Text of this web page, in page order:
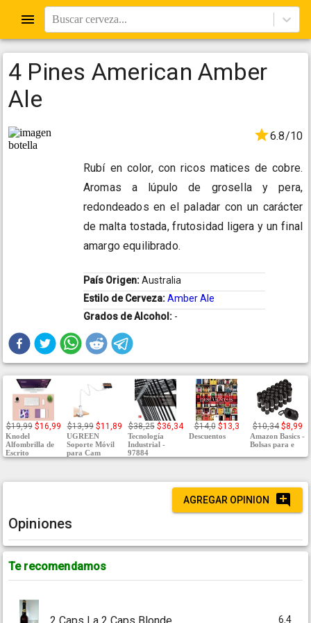
Buscar cerveza...
4 Pines American Amber
Ale
6.8/10
Rubí en color, con ricos matices de cobre.
Aromas a lúpulo de grosella y pera,
redondeados en el paladar con un carácter
de malta tostada, frutosidad ligera y un final
amargo equilibrado.
País Origen:Australia
Estilo de Cerveza:Amber Ale
Grados de Alcohol: -
$19,99 $16,99
Knodel
Alfombrilla de
Escrito
$13,99 $11,89
UGREEN
Soporte Móvil
para Cam
$38,25 $36,34
Tecnología
Industrial -
97884
$14,0 $13,3
Descuentos
$10,34 $8,99
Amazon Basics -
Bolsas para e
AGREGAR OPINION
Opiniones
Te recomendamos
6.4